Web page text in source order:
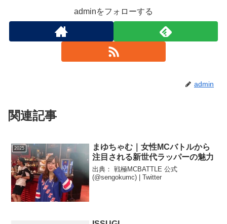
adminをフォローする
admin
関連記事
2025
まゆちゃむ｜女性MCバトルから
注目される新世代ラッパーの魅力
出典： 戦極MCBATTLE 公式
(@sengokumc) | Twitter